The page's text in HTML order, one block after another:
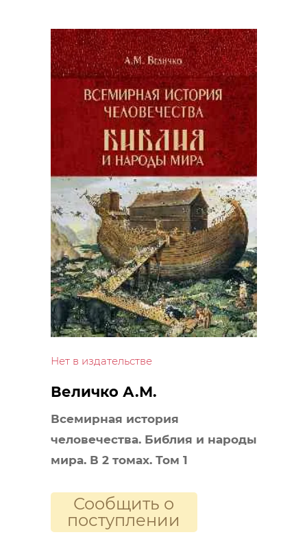
Нет в издательстве
Величко А.М.
Всемирная история
человечества. Библия и народы
мира. В 2 томах. Том 1
Сообщить о
поступлении